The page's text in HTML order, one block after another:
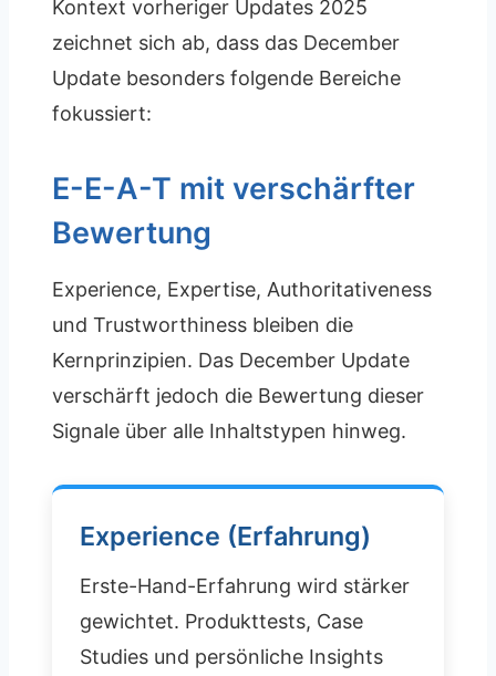
Kontext vorheriger Updates 2025
zeichnet sich ab, dass das December
Update besonders folgende Bereiche
fokussiert:
E-E-A-T mit verschärfter
Bewertung
Experience, Expertise, Authoritativeness
und Trustworthiness bleiben die
Kernprinzipien. Das December Update
verschärft jedoch die Bewertung dieser
Signale über alle Inhaltstypen hinweg.
Experience (Erfahrung)
Erste-Hand-Erfahrung wird stärker
gewichtet. Produkttests, Case
Studies und persönliche Insights